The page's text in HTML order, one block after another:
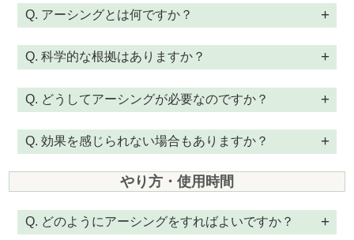
Q. アーシングとは何ですか？
Q. 科学的な根拠はありますか？
Q. どうしてアーシングが必要なのですか？
Q. 効果を感じられない場合もありますか？
やり方・使用時間
Q. どのようにアーシングをすればよいですか？